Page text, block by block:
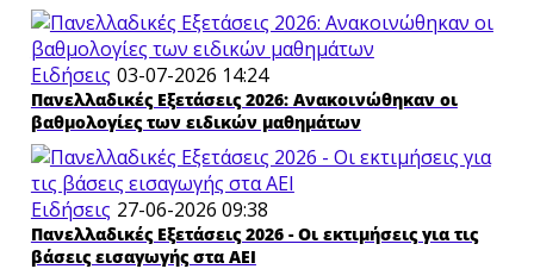
Ειδήσεις 03-07-2026 14:24
Πανελλαδικές Εξετάσεις 2026: Ανακοινώθηκαν οι
βαθμολογίες των ειδικών μαθημάτων
Ειδήσεις 27-06-2026 09:38
Πανελλαδικές Εξετάσεις 2026 - Οι εκτιμήσεις για τις
βάσεις εισαγωγής στα ΑΕΙ